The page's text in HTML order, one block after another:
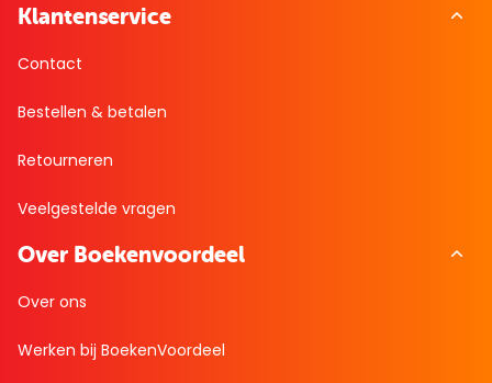
Klantenservice
Contact
Bestellen & betalen
Retourneren
Veelgestelde vragen
Over Boekenvoordeel
Over ons
Werken bij BoekenVoordeel